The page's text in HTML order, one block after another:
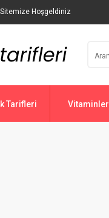
Hoşgeldiniz
Tarifleri Vitaminler